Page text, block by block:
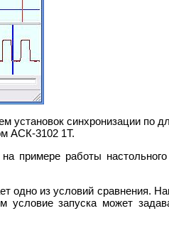
синхронизации по
АСК-3102 1Т.
примере работы
одно из условий сравнения.
запуска может